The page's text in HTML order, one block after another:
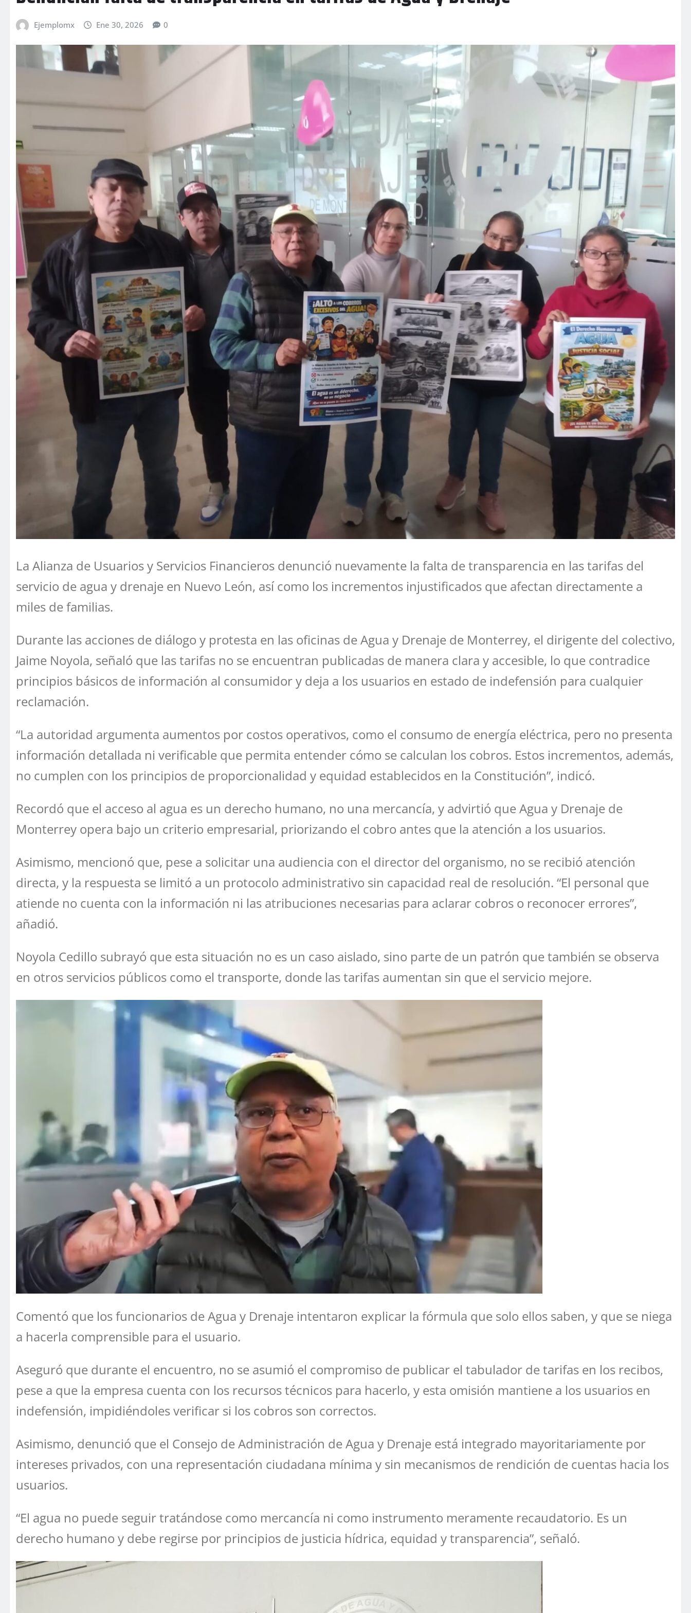
Ejemplomx Ene 30, 2026 0
La Alianza de Usuarios y Servicios Financieros denunció nuevamente la falta de transparencia en las tarifas del
servicio de agua y drenaje en Nuevo León, así como los incrementos injustificados que afectan directamente a
miles de familias.
Durante las acciones de diálogo y protesta en las oficinas de Agua y Drenaje de Monterrey, el dirigente del colectivo,
Jaime Noyola, señaló que las tarifas no se encuentran publicadas de manera clara y accesible, lo que contradice
principios básicos de información al consumidor y deja a los usuarios en estado de indefensión para cualquier
reclamación.
“La autoridad argumenta aumentos por costos operativos, como el consumo de energía eléctrica, pero no presenta
información detallada ni verificable que permita entender cómo se calculan los cobros. Estos incrementos, además,
no cumplen con los principios de proporcionalidad y equidad establecidos en la Constitución”, indicó.
Recordó que el acceso al agua es un derecho humano, no una mercancía, y advirtió que Agua y Drenaje de
Monterrey opera bajo un criterio empresarial, priorizando el cobro antes que la atención a los usuarios.
Asimismo, mencionó que, pese a solicitar una audiencia con el director del organismo, no se recibió atención
directa, y la respuesta se limitó a un protocolo administrativo sin capacidad real de resolución. “El personal que
atiende no cuenta con la información ni las atribuciones necesarias para aclarar cobros o reconocer errores”,
añadió.
Noyola Cedillo subrayó que esta situación no es un caso aislado, sino parte de un patrón que también se observa
en otros servicios públicos como el transporte, donde las tarifas aumentan sin que el servicio mejore.
Comentó que los funcionarios de Agua y Drenaje intentaron explicar la fórmula que solo ellos saben, y que se niega
a hacerla comprensible para el usuario.
Aseguró que durante el encuentro, no se asumió el compromiso de publicar el tabulador de tarifas en los recibos,
pese a que la empresa cuenta con los recursos técnicos para hacerlo, y esta omisión mantiene a los usuarios en
indefensión, impidiéndoles verificar si los cobros son correctos.
Asimismo, denunció que el Consejo de Administración de Agua y Drenaje está integrado mayoritariamente por
intereses privados, con una representación ciudadana mínima y sin mecanismos de rendición de cuentas hacia los
usuarios.
“El agua no puede seguir tratándose como mercancía ni como instrumento meramente recaudatorio. Es un
derecho humano y debe regirse por principios de justicia hídrica, equidad y transparencia”, señaló.